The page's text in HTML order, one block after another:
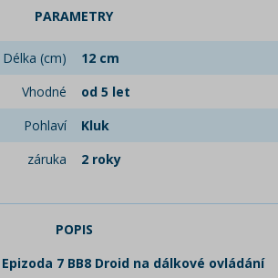
PARAMETRY
Délka (cm)
12 cm
Vhodné
od 5 let
Pohlaví
Kluk
záruka
2 roky
POPIS
7 BB8 Droid na dálkové ovládání